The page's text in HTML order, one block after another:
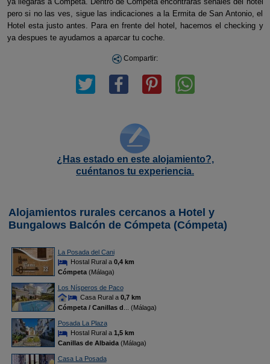
pero si no las ves, sigue las indicaciones a la Ermita de San Antonio, el
Hotel esta justo antes. Para en frente del hotel, hacemos el checking y
ya despues te ayudamos a aparcar tu coche.
Compartir:
¿Has estado en este alojamiento?,
cuéntanos tu experiencia.
Alojamientos rurales cercanos a Hotel y
Bungalows Balcón de Cómpeta (Cómpeta)
La Posada del Cani
Hostal Rural a 0,4 km
Cómpeta(Málaga)
Los Nísperos de Paco
Casa Rural a 0,7 km
Cómpeta / Canillas d ... (Málaga)
Posada La Plaza
Hostal Rural a 1,5 km
Canillas de Albaida(Málaga)
Casa La Posada